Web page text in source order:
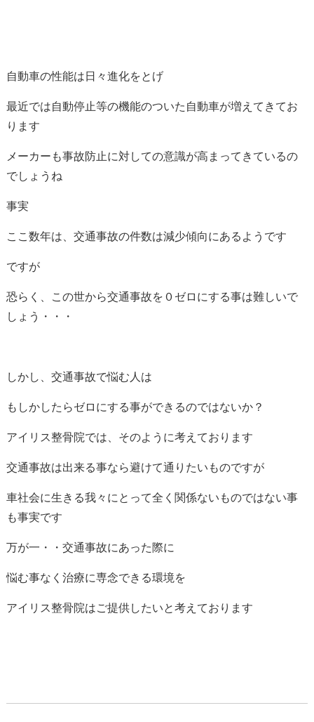
自動車の性能は日々進化をとげ
最近では自動停止等の機能のついた自動車が増えてきてお
ります
メーカーも事故防止に対しての意識が高まってきているの
でしょうね
事実
ここ数年は、交通事故の件数は減少傾向にあるようです
ですが
恐らく、この世から交通事故を０ゼロにする事は難しいで
しょう・・・
しかし、交通事故で悩む人は
もしかしたらゼロにする事ができるのではないか？
アイリス整骨院では、そのように考えております
交通事故は出来る事なら避けて通りたいものですが
車社会に生きる我々にとって全く関係ないものではない事
も事実です
万が一・・交通事故にあった際に
悩む事なく治療に専念できる環境を
アイリス整骨院はご提供したいと考えております